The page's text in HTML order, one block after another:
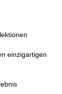
einzigartigen